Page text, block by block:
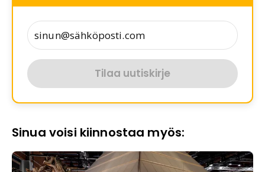
Tilaa uutiskirje
Sinua voisi kiinnostaa myös: